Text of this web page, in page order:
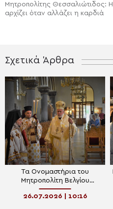
Μητροπολίτης
αρχίζει όταν αλλάζει η καρδιά
Σχετικά Άρθρα
Τα Ονομαστήρια του
Μητροπολίτη Βελγίου
Αθηναγόρα στις Βρυξέλλες
26.07.2026 | 10:16